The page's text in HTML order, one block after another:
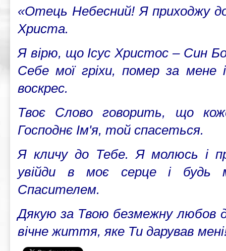
«Отець Небесний! Я приходжу
Христа.
Я вірю, що Ісус Христос – Син
Себе мої гріхи, помер за мене
воскрес.
Твоє Слово говорить, що
Господнє Ім'я, той спасеться.
Я кличу до Тебе. Я молюсь і
увійди в моє серце і будь
Спасителем.
Дякую за Твою безмежну любов
вічне життя, яке Ти дарував